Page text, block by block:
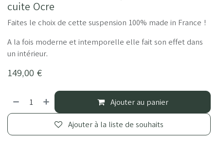
cuite Ocre
Faites le choix de cette suspension 100% made in France !
A la fois moderne et intemporelle elle fait son effet dans
un intérieur.
149,00 €
Ajouter au panier
Ajouter à la liste de souhaits